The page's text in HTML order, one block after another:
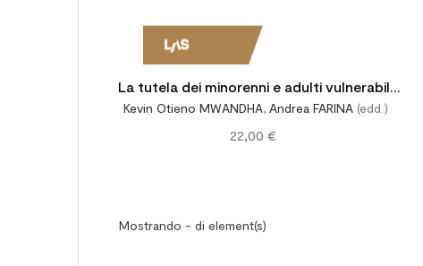
La tutela dei minorenni e adulti vulnerabili
contro gli abusi sessuali
Kevin Otieno MWANDHA, Andrea FARINA(edd.)
22,00 €
Mostrando - di element(s)